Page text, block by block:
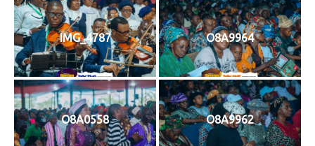
IMG_4787 O8A9964
O8A0558 O8A9962